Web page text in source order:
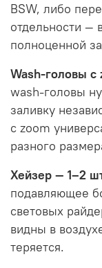
BSW, либо
отдельности —
полноценной
Wash-головы
wash-головы
заливку
с zoom
разного
Хейзер — 1–2
подавляющее
световых
видны в
теряется.